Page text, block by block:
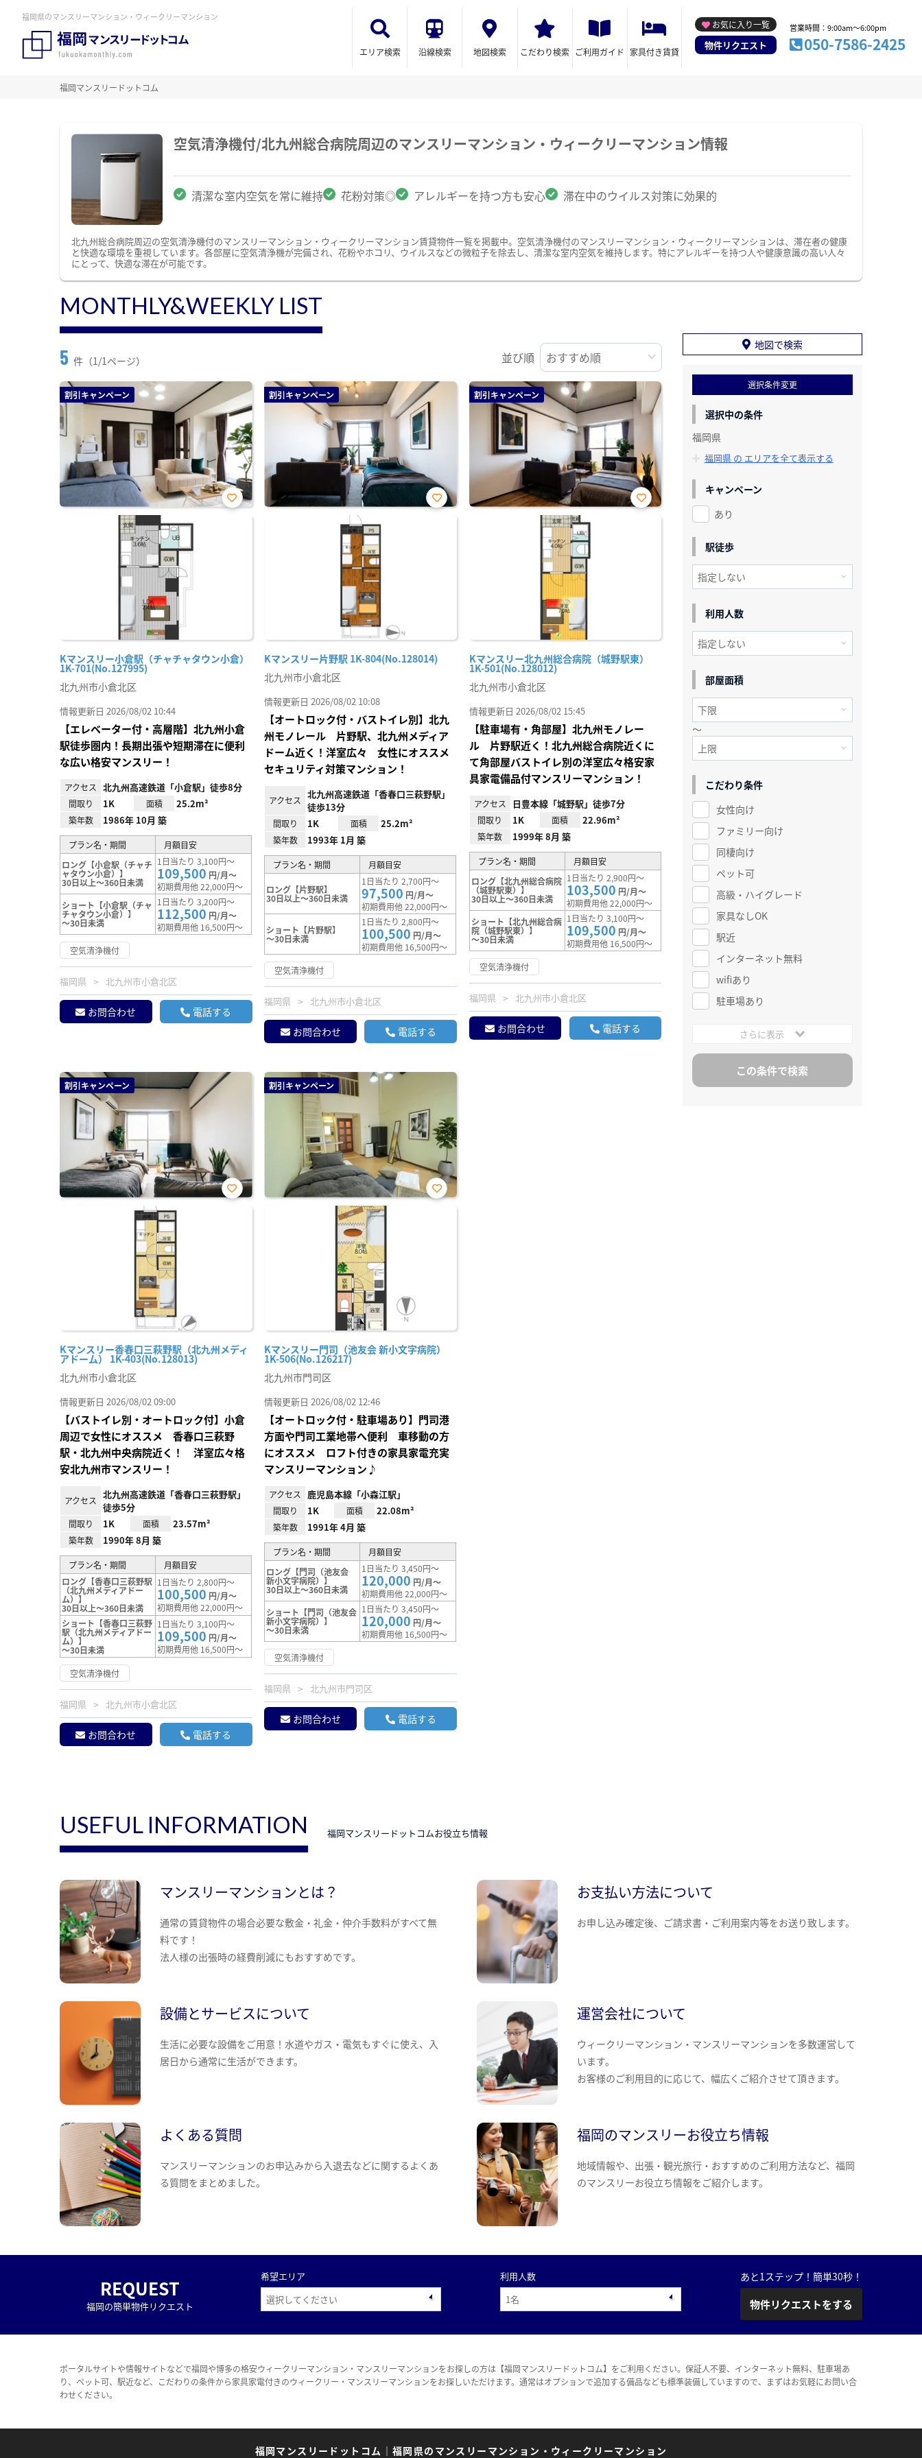
福岡県のマンスリーマンション・ウィークリーマンション
エリア検索 沿線検索 地図検索 こだわり検索 ご利用ガイド 家具付き賃貸
お気に入り一覧
物件リクエスト
営業時間：9:00am～6:00pm
050-7586-2425
福岡マンスリードットコム
空気清浄機付/北九州総合病院周辺のマンスリーマンション・ウィークリーマンション情報
清潔な室内空気を常に維持 花粉対策◎ アレルギーを持つ方も安心 滞在中のウイルス対策に効果的
北九州総合病院周辺の空気清浄機付のマンスリーマンション・ウィークリーマンション賃貸物件一覧を掲載中。空気清浄機付のマンスリーマンション・ウィークリーマンションは、滞在者の健康
と快適な環境を重視しています。各部屋に空気清浄機が完備され、花粉やホコリ、ウイルスなどの微粒子を除去し、清潔な室内空気を維持します。特にアレルギーを持つ人や健康意識の高い人々
にとって、快適な滞在が可能です。
MONTHLY&WEEKLY LIST
5 件（1/1ページ） 並び順
割引キャンペーン
Kマンスリー小倉駅（チャチャタウン小倉）
1K-701(No.127995)
お気
北九州市小倉北区
情報更新日 2026/08/02 10:44
【エレベーター付・高層階】北九州小倉
駅徒歩圏内！長期出張や短期滞在に便利
な広い格安マンスリー！
アクセス 北九州高速鉄道「小倉駅」徒歩8分
間取り 1K 面積 25.2m²
築年数 1986年 10月 築
プラン名・期間
月額目安
ロング【小倉駅（チャチ
ャタウン小倉）】
30日以上～360日未満
1日当たり 3,100円～
109,500 円/月～
初期費用他 22,000円～
ショート【小倉駅（チャ
チャタウン小倉）】
～30日未満
1日当たり 3,200円～
112,500 円/月～
初期費用他 16,500円～
空気清浄機付
福岡県 北九州市小倉北区
お問合わせ 電話する
割引キャンペーン
Kマンスリー片野駅 1K-804(No.128014)
お気
北九州市小倉北区
情報更新日 2026/08/02 10:08
【オートロック付・バストイレ別】北九
州モノレール 片野駅、北九州メディア
ドーム近く！洋室広々 女性にオススメ
セキュリティ対策マンション！
アクセス
北九州高速鉄道「香春口三萩野駅」
徒歩13分
間取り 1K 面積 25.2m²
築年数 1993年 1月 築
プラン名・期間 月額目安
ロング【片野駅】
30日以上～360日未満
1日当たり 2,700円～
97,500 円/月～
初期費用他 22,000円～
ショート【片野駅】
～30日未満
1日当たり 2,800円～
100,500 円/月～
初期費用他 16,500円～
空気清浄機付
福岡県 北九州市小倉北区
お問合わせ 電話する
割引キャンペーン
Kマンスリー北九州総合病院（城野駅東）
1K-501(No.128012)
お気
北九州市小倉北区
情報更新日 2026/08/02 15:45
【駐車場有・角部屋】北九州モノレー
ル 片野駅近く！北九州総合病院近くに
て角部屋バストイレ別の洋室広々格安家
具家電備品付マンスリーマンション！
アクセス 日豊本線「城野駅」徒歩7分
間取り 1K 面積 22.96m²
築年数 1999年 8月 築
プラン名・期間
月額目安
ロング【北九州総合病院
（城野駅東）】
30日以上～360日未満
1日当たり 2,900円～
103,500 円/月～
初期費用他 22,000円～
ショート【北九州総合病
院（城野駅東）】
～30日未満
1日当たり 3,100円～
109,500 円/月～
初期費用他 16,500円～
空気清浄機付
福岡県 北九州市小倉北区
お問合わせ 電話する
割引キャンペーン
Kマンスリー香春口三萩野駅（北九州メディ
アドーム） 1K-403(No.128013)
お気
北九州市小倉北区
情報更新日 2026/08/02 09:00
【バストイレ別・オートロック付】小倉
周辺で女性にオススメ 香春口三萩野
駅・北九州中央病院近く！ 洋室広々格
安北九州市マンスリー！
アクセス
北九州高速鉄道「香春口三萩野駅」
徒歩5分
間取り 1K 面積 23.57m²
築年数 1990年 8月 築
プラン名・期間
月額目安
ロング【香春口三萩野駅
（北九州メディアドー
ム）】
30日以上～360日未満
1日当たり 2,800円～
100,500 円/月～
初期費用他 22,000円～
ショート【香春口三萩野
駅（北九州メディアドー
ム）】
～30日未満
1日当たり 3,100円～
109,500 円/月～
初期費用他 16,500円～
空気清浄機付
福岡県 北九州市小倉北区
お問合わせ 電話する
割引キャンペーン
Kマンスリー門司（池友会 新小文字病院）
1K-506(No.126217)
お気
北九州市門司区
情報更新日 2026/08/02 12:46
【オートロック付・駐車場あり】門司港
方面や門司工業地帯へ便利 車移動の方
にオススメ ロフト付きの家具家電充実
マンスリーマンション♪
アクセス 鹿児島本線「小森江駅」
間取り 1K 面積 22.08m²
築年数 1991年 4月 築
プラン名・期間
月額目安
ロング【門司（池友会
新小文字病院）】
30日以上～360日未満
1日当たり 3,450円～
120,000 円/月～
初期費用他 22,000円～
ショート【門司（池友会
新小文字病院）】
～30日未満
1日当たり 3,450円～
120,000 円/月～
初期費用他 16,500円～
空気清浄機付
福岡県 北九州市門司区
お問合わせ 電話する
地図で検索
選択条件変更
選択中の条件
福岡県
福岡県 の エリアを全て表示する
キャンペーン
あり
駅徒歩
利用人数
部屋面積
～
こだわり条件
女性向け
ファミリー向け
同棲向け
ペット可
高級・ハイグレード
家具なしOK
駅近
インターネット無料
wifiあり
駐車場あり
さらに表示
USEFUL INFORMATION 福岡マンスリードットコムお役立ち情報
マンスリーマンションとは？
通常の賃貸物件の場合必要な敷金・礼金・仲介手数料がすべて無
料です！
法人様の出張時の経費削減にもおすすめです。
お支払い方法について
お申し込み確定後、ご請求書・ご利用案内等をお送り致します。
設備とサービスについて
生活に必要な設備をご用意！水道やガス・電気もすぐに使え、入
居日から通常に生活ができます。
運営会社について
ウィークリーマンション・マンスリーマンションを多数運営して
います。
お客様のご利用目的に応じて、幅広くご紹介させて頂きます。
よくある質問
マンスリーマンションのお申込みから入退去などに関するよくあ
る質問をまとめました。
福岡のマンスリーお役立ち情報
地域情報や、出張・観光旅行・おすすめのご利用方法など、福岡
のマンスリーお役立ち情報をご紹介します。
REQUEST
福岡の簡単物件リクエスト
希望エリア 利用人数 あと1ステップ！簡単30秒！
物件リクエストをする
ポータルサイトや情報サイトなどで福岡や博多の格安ウィークリーマンション・マンスリーマンションをお探しの方は【福岡マンスリードットコム】をご利用ください。保証人不要、インターネット無料、駐車場あ
り、ペット可、駅近など、こだわりの条件から家具家電付きのウィークリー・マンスリーマンションをお探しいただけます。通常はオプションで追加する備品なども標準装備していますので、まずはお気軽にお問い合
わせください。
福岡マンスリードットコム ｜ 福岡県のマンスリーマンション・ウィークリーマンション